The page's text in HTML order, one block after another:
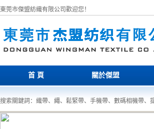
東莞市傑盟紡織有限公司歡迎您！
首 頁 關於傑盟
搜索關鍵詞：織帶、繩、鬆緊帶、手機帶、數碼相機帶、